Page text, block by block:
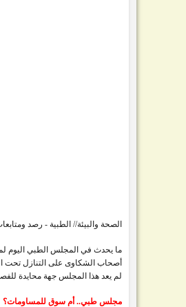
الصحة والبيئة// الطبية - رصد
ما يحدث في المجلس الطبي اليوم لم
أصحاب الشكاوى على التنازل تحت
لم يعد هذا المجلس جهة محايدة
مجلس طبي.. أم سوق للمساومات؟